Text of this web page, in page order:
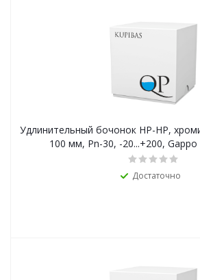
Удлинительный бочонок НР-НР,
100 мм, Pn-30, -20...+200, Gappo
Достаточно